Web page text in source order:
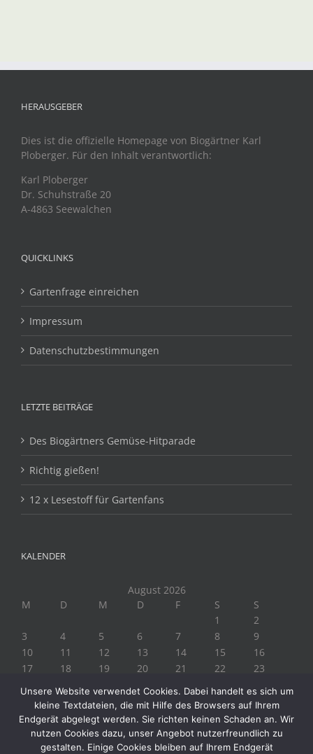
HERAUSGEBER
Dies ist die offizielle Homepage von Biogärtner Karl
Ploberger. Für den Inhalt verantwortlich:
Karl Ploberger
Dr. Schuhstraße 20
A-4863 Seewalchen
QUICKLINKS
Gartenfrage einreichen
Impressum
Datenschutzbestimmungen
LETZTE BEITRÄGE
Des Biogärtners Gemüse-Hitparade
Richtig gießen!
12 x Lesestoff für Gartenfans
KALENDER
August 2026
M
D M D F S
S
1
2
3
4 5 6 7 8
9
10
11 12 13 14 15
16
17
18 19 20 21 22
23
« Juli
Unsere Website verwendet Cookies. Dabei handelt es sich um
kleine Textdateien, die mit Hilfe des Browsers auf Ihrem
Endgerät abgelegt werden. Sie richten keinen Schaden an. Wir
nutzen Cookies dazu, unser Angebot nutzerfreundlich zu
gestalten. Einige Cookies bleiben auf Ihrem Endgerät